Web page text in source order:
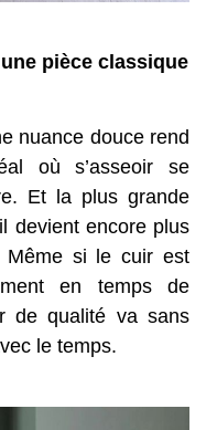
pièce classique
nuance douce rend
où s’asseoir se
Et la plus grande
devient encore plus
Même si le cuir est
en temps de
de qualité va sans
le temps.